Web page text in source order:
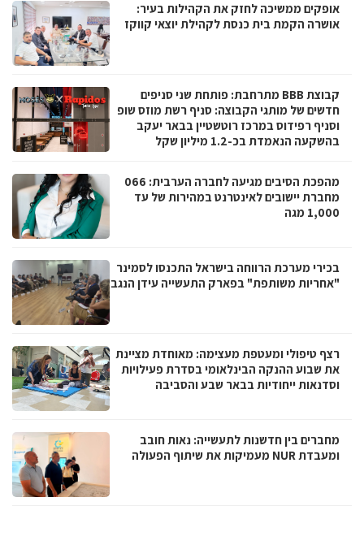
אופקים ממשיכה לחזק את הקהילות בעיר:
אושרה הקמת בית כנסת לקהילת יוצאי קווקז
קבוצת BBB מתרחבת: פותחת שני סניפים
חדשים של מותגי הקבוצה: סניף רשת מוזס שופ
וסניף רפידוס במרכז רוטשטיין בבאר יעקב
בהשקעה הנאמדת בכ-1.2 מיליון שקל
מהפכת הסיבים מגיעה לחברה הערבית: 066
מחברת יישובים לאינטרנט במהירות של עד
1,000 מגה
בכירי מערכת הרווחה בישראל התכנסו לסמינר
"אחריות משותפת" בפארק התעשייה עידן הנגב
רצף טיפולי ומעטפת מעצימה: מאוחדת מציינת
את שבוע ההנקה הבינלאומי בסדרת פעילויות
וסדנאות ייחודיות בבאר שבע והסביבה
מחברים בין חדשנות לתעשייה: נאות חובב
ומעבדת NUR מעמיקות את שיתוף הפעולה